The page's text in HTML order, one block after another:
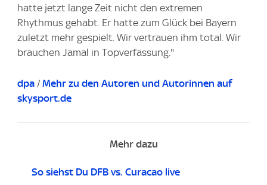
hatte jetzt lange Zeit nicht den extremen
Rhythmus gehabt. Er hatte zum Glück bei Bayern
zuletzt mehr gespielt. Wir vertrauen ihm total. Wir
brauchen Jamal in Topverfassung."
dpa / Mehr zu den Autoren und Autorinnen auf
skysport.de
Mehr dazu
So siehst Du DFB vs. Curacao live